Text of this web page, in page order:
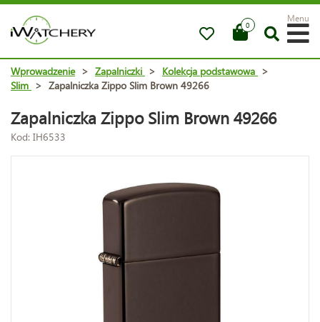
0
Menu
Wprowadzenie > Zapalniczki > Kolekcja podstawowa >
Slim > Zapalniczka Zippo Slim Brown 49266
Zapalniczka Zippo Slim Brown 49266
Kod: IH6533